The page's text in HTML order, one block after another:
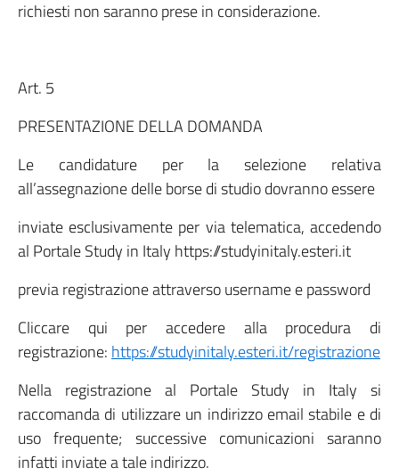
richiesti non saranno prese in considerazione.
Art. 5
PRESENTAZIONE DELLA DOMANDA
Le candidature per la selezione relativa
all’assegnazione delle borse di studio dovranno essere
inviate esclusivamente per via telematica, accedendo
al Portale Study in Italy https://studyinitaly.esteri.it
previa registrazione attraverso username e password
Cliccare qui per accedere alla procedura di
registrazione: https://studyinitaly.esteri.it/registrazione
Nella registrazione al Portale Study in Italy si
raccomanda di utilizzare un indirizzo email stabile e di
uso frequente; successive comunicazioni saranno
infatti inviate a tale indirizzo.